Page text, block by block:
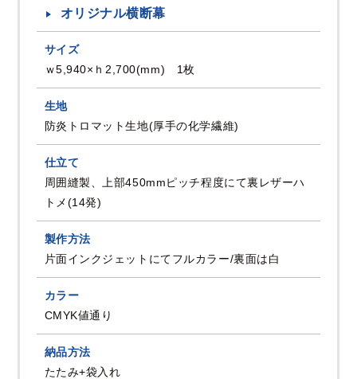
オリジナル横断幕
サイズ
ｗ5,940×ｈ2,700(mm) 1枚
生地
防炎トロマット生地(厚手の化学繊維)
仕立て
周囲縫製、上部450mmピッチ程度にて裏レザーハ
トメ(14発)
製作方法
片面インクジェットにてフルカラー/裏面は白
カラー
CMYK値通り
納品方法
たたみ+袋入れ